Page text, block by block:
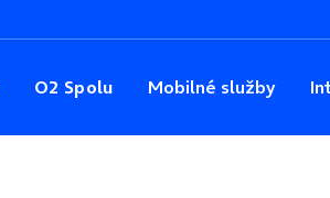
O2 Spolu Mobilné služby